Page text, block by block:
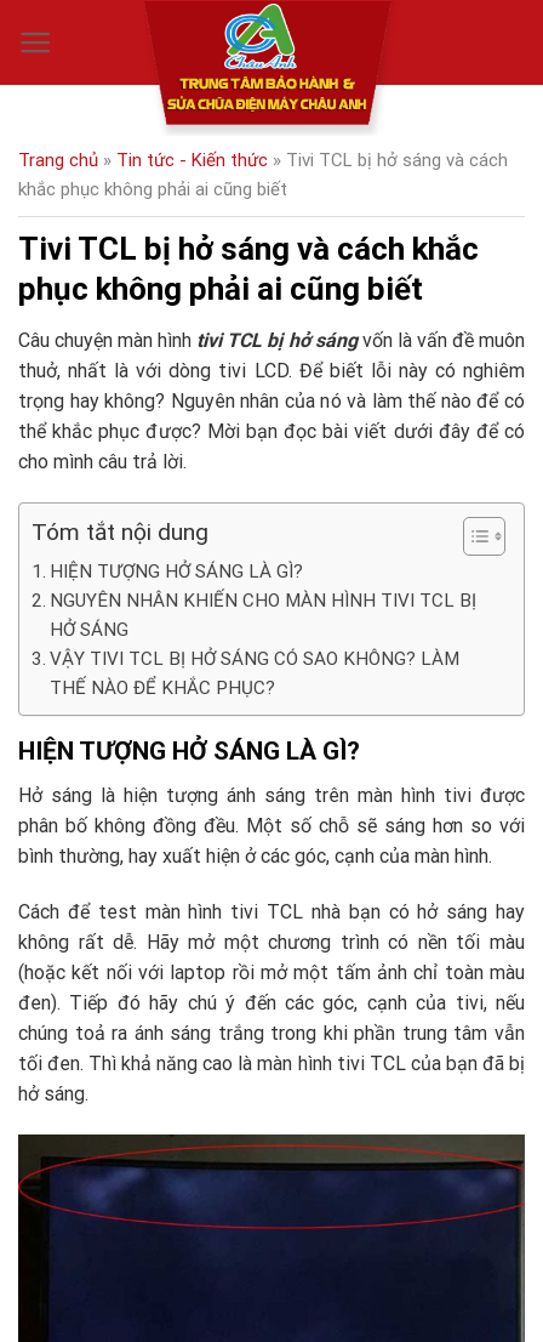
Trang chủ » Tin tức - Kiến thức » Tivi TCL bị hở sáng và cách
khắc phục không phải ai cũng biết
Tivi TCL bị hở sáng và cách khắc
phục không phải ai cũng biết
Câu chuyện màn hình tivi TCL bị hở sángvốn là vấn đề muôn
thuở, nhất là với dòng tivi LCD. Để biết lỗi này có nghiêm
trọng hay không? Nguyên nhân của nó và làm thế nào để có
thể khắc phục được? Mời bạn đọc bài viết dưới đây để có
cho mình câu trả lời.
Tóm tắt nội dung
HIỆN TƯỢNG HỞ SÁNG LÀ GÌ?
NGUYÊN NHÂN KHIẾN CHO MÀN HÌNH TIVI TCL BỊ
HỞ SÁNG
VẬY TIVI TCL BỊ HỞ SÁNG CÓ SAO KHÔNG? LÀM
THẾ NÀO ĐỂ KHẮC PHỤC?
HIỆN TƯỢNG HỞ SÁNG LÀ GÌ?
Hở sáng là hiện tượng ánh sáng trên màn hình tivi được
phân bố không đồng đều. Một số chỗ sẽ sáng hơn so với
bình thường, hay xuất hiện ở các góc, cạnh của màn hình.
Cách để test màn hình tivi TCL nhà bạn có hở sáng hay
không rất dễ. Hãy mở một chương trình có nền tối màu
(hoặc kết nối với laptop rồi mở một tấm ảnh chỉ toàn màu
đen). Tiếp đó hãy chú ý đến các góc, cạnh của tivi, nếu
chúng toả ra ánh sáng trắng trong khi phần trung tâm vẫn
tối đen. Thì khả năng cao là màn hình tivi TCL của bạn đã bị
hở sáng.